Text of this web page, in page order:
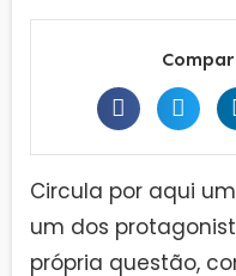
Circula por aqui
um dos
própria questão,